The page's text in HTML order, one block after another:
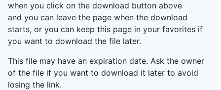
when you click on the download button above
and you can leave the page when the download
starts, or you can keep this page in your favorites if
you want to download the file later.
This file may have an expiration date. Ask the owner
of the file if you want to download it later to avoid
losing the link.